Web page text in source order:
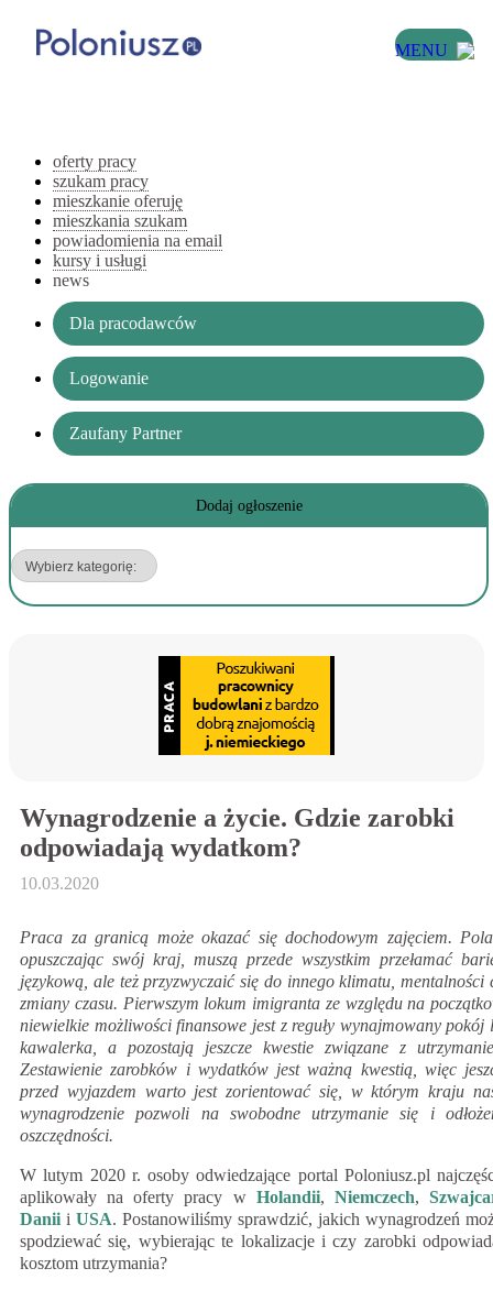
MENU
oferty pracy
szukam pracy
mieszkanie oferuję
mieszkania szukam
powiadomienia na email
kursy i usługi
news
Dla pracodawców
Logowanie
Zaufany Partner
Dodaj ogłoszenie
Wynagrodzenie a życie. Gdzie zarobki
odpowiadają wydatkom?
10.03.2020
Praca za granicą może okazać się dochodowym zajęciem.
opuszczając swój kraj, muszą przede wszystkim przełamać
językową, ale też przyzwyczaić się do innego klimatu, mentalności
zmiany czasu. Pierwszym lokum imigranta ze względu na
niewielkie możliwości finansowe jest z reguły wynajmowany pokój
kawalerka, a pozostają jeszcze kwestie związane z
Zestawienie zarobków i wydatków jest ważną kwestią, więc
przed wyjazdem warto jest zorientować się, w którym kraju
wynagrodzenie pozwoli na swobodne utrzymanie się i
oszczędności.
W lutym 2020 r. osoby odwiedzające portal Poloniusz.pl
aplikowały na oferty pracy w Holandii, Niemczech,
Danii i USA. Postanowiliśmy sprawdzić, jakich wynagrodzeń
spodziewać się, wybierając te lokalizacje i czy zarobki
kosztom utrzymania?